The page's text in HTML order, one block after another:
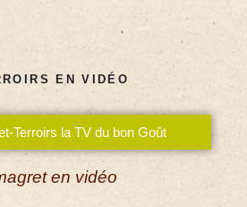
EN VIDÉO
Terroirs la TV du bon Goût
en vidéo